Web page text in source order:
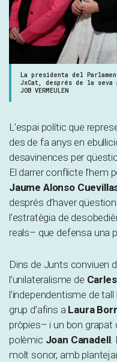
La presidenta del
JxCat, després de la seva
JOB VERMEULEN
L’espai polític que
des de fa anys en
desavinences per
El darrer conflicte l’hem
Jaume Alonso
després d’haver
l’estratègia de
reals– que defensa una
Dins de Junts conviuen
l’unilateralisme de
l’independentisme de tall
grup d’afins a Laura
pròpies– i un bon grapat
polèmic Joan Canadell.
molt sonor, amb